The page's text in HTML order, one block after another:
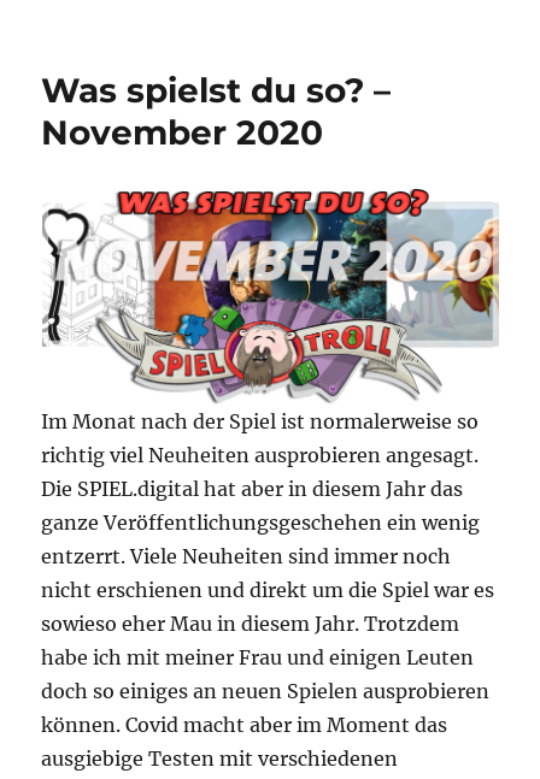
Feld
Was spielst du so? –
November 2020
Im Monat nach der Spiel ist normalerweise so
richtig viel Neuheiten ausprobieren angesagt.
Die SPIEL.digital hat aber in diesem Jahr das
ganze Veröffentlichungsgeschehen ein wenig
entzerrt. Viele Neuheiten sind immer noch
nicht erschienen und direkt um die Spiel war es
sowieso eher Mau in diesem Jahr. Trotzdem
habe ich mit meiner Frau und einigen Leuten
doch so einiges an neuen Spielen ausprobieren
können. Covid macht aber im Moment das
ausgiebige Testen mit verschiedenen